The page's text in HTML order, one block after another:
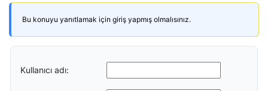
Bu konuyu yanıtlamak için giriş yapmış olmalısınız.
Kullanıcı adı: